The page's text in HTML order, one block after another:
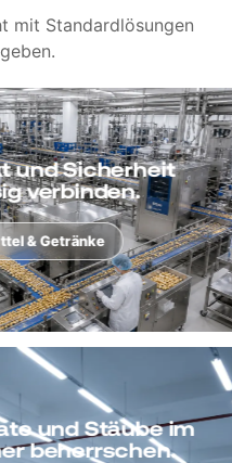
mit Standardlösungen
Sicherheit
Getränke
und Stäube im